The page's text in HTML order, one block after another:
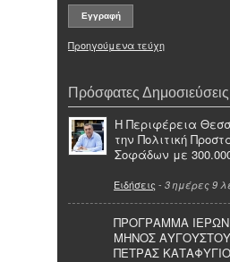
Προηγούμενα τεύχη
Πρόσφατες Δημοσιεύσεις
Η Περιφέρεια
την Πολιτική
Σοφάδων με
Ειδήσεις - 3 ημέρες 9
ΠΡΟΓΡΑΜΜΑ
ΜΗΝΟΣ
ΠΕΤΡΑΣ